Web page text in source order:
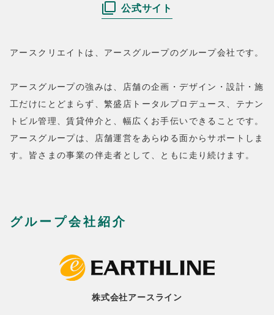
公式サイト
アースクリエイトは、アースグループのグループ会社です。
アースグループの強みは、店舗の企画・デザイン・設計・施
工だけにとどまらず、繁盛店トータルプロデュース、テナン
トビル管理、賃貸仲介と、幅広くお手伝いできることです。
アースグループは、店舗運営をあらゆる面からサポートしま
す。皆さまの事業の伴走者として、ともに走り続けます。
グループ会社紹介
株式会社アースライン